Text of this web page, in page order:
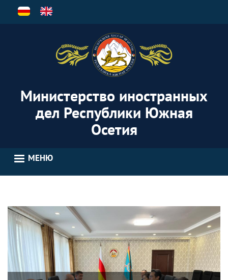
Перейти
Министерство иностранных
дел Республики Южная
Осетия
МЕНЮ